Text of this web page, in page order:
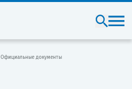
Официальные документы